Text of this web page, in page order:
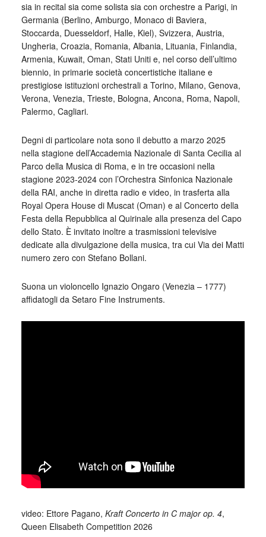
sia in recital sia come solista sia con orchestre a Parigi, in
Germania (Berlino, Amburgo, Monaco di Baviera,
Stoccarda, Duesseldorf, Halle, Kiel), Svizzera, Austria,
Ungheria, Croazia, Romania, Albania, Lituania, Finlandia,
Armenia, Kuwait, Oman, Stati Uniti e, nel corso dell’ultimo
biennio, in primarie società concertistiche italiane e
prestigiose istituzioni orchestrali a Torino, Milano, Genova,
Verona, Venezia, Trieste, Bologna, Ancona, Roma, Napoli,
Palermo, Cagliari.
Degni di particolare nota sono il debutto a marzo 2025
nella stagione dell’Accademia Nazionale di Santa Cecilia al
Parco della Musica di Roma, e in tre occasioni nella
stagione 2023-2024 con l’Orchestra Sinfonica Nazionale
della RAI, anche in diretta radio e video, in trasferta alla
Royal Opera House di Muscat (Oman) e al Concerto della
Festa della Repubblica al Quirinale alla presenza del Capo
dello Stato. È invitato inoltre a trasmissioni televisive
dedicate alla divulgazione della musica, tra cui Via dei Matti
numero zero con Stefano Bollani.
Suona un violoncello Ignazio Ongaro (Venezia – 1777)
affidatogli da Setaro Fine Instruments.
video: Ettore Pagano, Kraft Concerto in C major op. 4,
Queen Elisabeth Competition 2026